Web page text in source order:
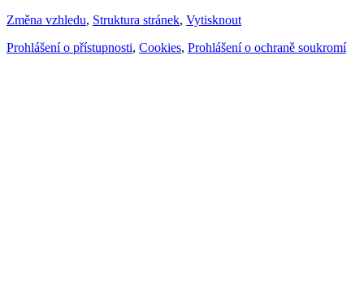
Změna vzhledu, Struktura stránek, Vytisknout
Prohlášení o přístupnosti, Cookies, Prohlášení o ochraně soukromí